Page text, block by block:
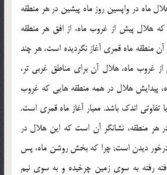
ماه در واپسين روز ماه پيشين در هر منطقه
هلال پيش از غروب ماه، از افق هر منطقه
منطقه ماه قمري آغاز نگرديده است، هر چند
غروب ماه، هلال آن براي مناطق غربي تر،
پيدايش هلال در همه منطقه هايي كه غروب
تفاوتي اندك باشد. معيار آغاز ماه قمري است.
هر منطقه، نشانگر آن است كه اين هلال در
ديدن است; چرا كه بخش روشن ماه، پس
رفته به سوي زمين چرخيده و به سوي نيم